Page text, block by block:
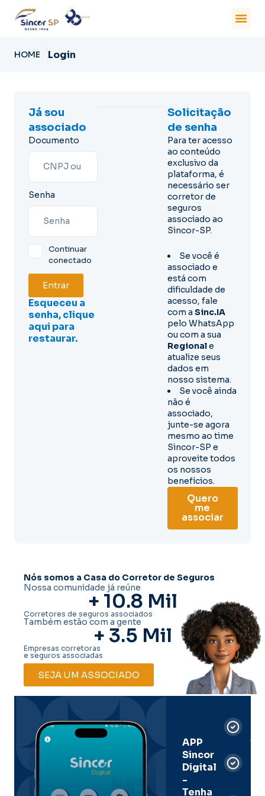
HOME Login
Já sou
associado
Documento
Senha
Continuar
conectado
Entrar
Esqueceu a
senha, clique
aqui para
restaurar.
Solicitação
de senha
Para ter acesso
ao conteúdo
exclusivo da
plataforma, é
necessário ser
corretor de
seguros
associado ao
Sincor-SP.
Se você é
associado e
está com
dificuldade de
acesso, fale
com a Sinc.IA
pelo WhatsApp
ou com a sua
Regionale
atualize seus
dados em
nosso sistema.
Se você ainda
não é
associado,
junte-se agora
mesmo ao time
Sincor-SP e
aproveite todos
os nossos
benefícios.
Quero
me
associar
Nós somos a Casa do Corretor de Seguros
Nossa comunidade já reúne
+ 10.8 Mil
Corretores de seguros associados
Também estão com a gente
+ 3.5 Mil
Empresas corretoras
e seguros associadas
SEJA UM ASSOCIADO
APP
Sincor
Digital
-
Tenha